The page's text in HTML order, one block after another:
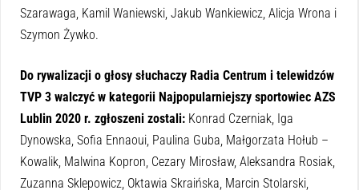
Szarawaga, Kamil Waniewski, Jakub Wankiewicz, Alicja Wrona i
Szymon Żywko.
Do rywalizacji o głosy słuchaczy Radia Centrum i telewidzów
TVP 3 walczyć w kategorii Najpopularniejszy sportowiec AZS
Lublin 2020 r. zgłoszeni zostali: Konrad Czerniak, Iga
Dynowska, Sofia Ennaoui, Paulina Guba, Małgorzata Hołub –
Kowalik, Malwina Kopron, Cezary Mirosław, Aleksandra Rosiak,
Zuzanna Sklepowicz, Oktawia Skraińska, Marcin Stolarski,